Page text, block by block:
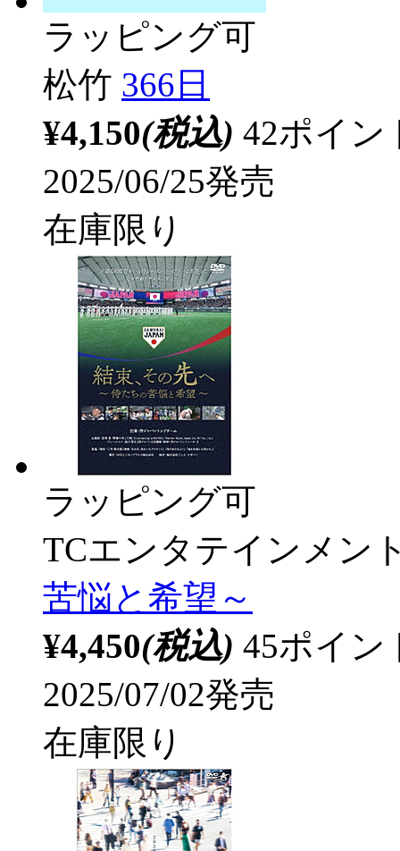
ラッピング可
松竹 366日
¥4,150(税込) 42ポイ
2025/06/25発売
在庫限り
ラッピング可
TCエンタテインメン
苦悩と希望～
¥4,450(税込) 45ポイ
2025/07/02発売
在庫限り